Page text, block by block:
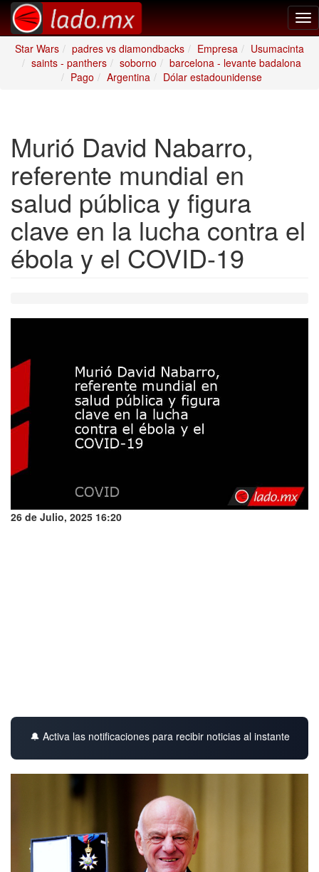
Star Wars
padres vs diamondbacks Empresa
Usumacinta
saints - panthers
soborno
barcelona - levante badalona
Pago
Argentina Dólar estadounidense
Murió David Nabarro,
referente mundial en
salud pública y figura
clave en la lucha contra el
ébola y el COVID-19
26 de Julio, 2025 16:20
🔔 Activa las notificaciones para recibir noticias al instante